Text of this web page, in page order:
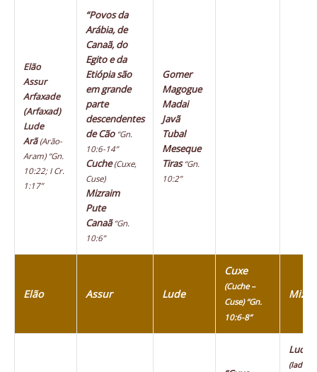
Elão
Assur
Arfaxade
(Arfaxad)
Lude
Arã (Arão-
Aram) “Gn.
10:22; I Cr.
1:17”
“Povos da
Arábia, de
Canaã, do
Egito e da
Etiópia são
em grande
parte
descendentes
de Cão “Gn.
10:6-14”
Cuche(Cuxe,
Cuse)
Mizraim
Pute
Canaã“Gn.
10:6”
Gomer
Magogue
Madai
Javã
Tubal
Meseque
Tiras“Gn.
10:2”
Elão Assur Lude
Cuxe
(Cuche –
Cuse) “Gn.
10:6-8”
Ludim
(ladeus)